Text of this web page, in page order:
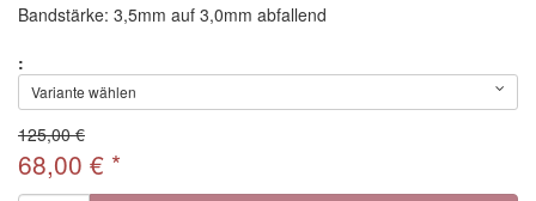
Bandstärke: 3,5mm auf 3,0mm abfallend
:
Variante wählen
125,00 €
68,00 € *